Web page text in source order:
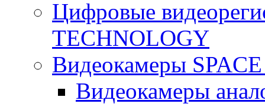
Цифровые
TECHNOLOGY
Видеокамеры
Видеокамеры